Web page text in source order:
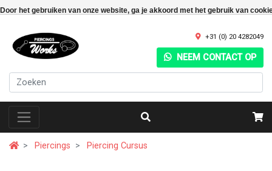
Door het gebruiken van onze website, ga je akkoord met het gebruik van
+31 (0) 20 4282049
NEEM CONTACT OP
Piercings Piercing Cursus